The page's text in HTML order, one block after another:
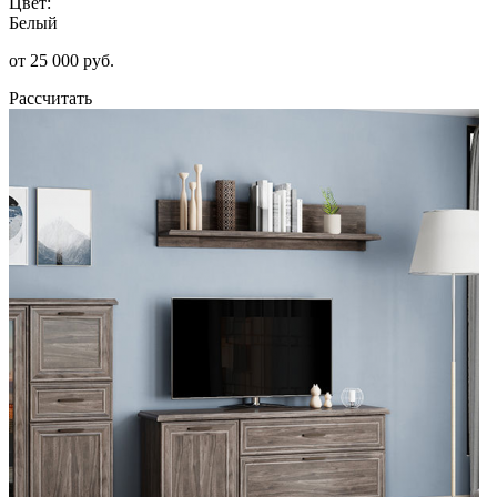
Белый
от 25 000 руб.
Рассчитать